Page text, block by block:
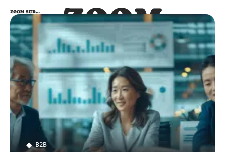
ZOOM
SUR…
ZOOM SUR…
B2B